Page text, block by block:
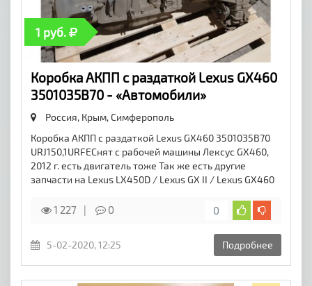
1 руб.
Коробка АКПП с раздаткой Lexus GX460
3501035B70 - «Автомобили»
Россия, Крым,Симферополь
Коробка АКПП с раздаткой Lexus GX460 3501035B70
URJ150,1URFEСнят с рабочей машины Лексус GX460,
2012 г. есть двигатель тоже Так же есть другие
запчасти на Lexus LX450D / Lexus GX II / Lexus GX460
1 227 0 0
5-02-2020, 12:25 Подробнее